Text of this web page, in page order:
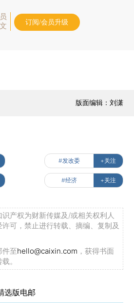
订阅/会员升级
版面编辑：刘潇
#发改委 +关注
#经济 +关注
产权为财新传媒及/或相关权利人
可，禁止进行转载、摘编、复制及
件至hello@caixin.com ，获得书面
。
选版电邮